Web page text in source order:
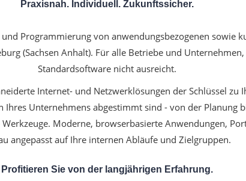
Praxisnah. Individuell. Zukunftssicher.
Programmierung von anwendungsbezogenen sowie
(Sachsen Anhalt). Für alle Betriebe und
Standardsoftware nicht ausreicht.
Internet- und Netzwerklösungen der Schlüssel
Unternehmens abgestimmt sind - von der Planung
Moderne, browserbasierte Anwendungen,
angepasst auf Ihre internen Abläufe und Zielgruppen.
Profitieren Sie von der langjährigen Erfahrung.